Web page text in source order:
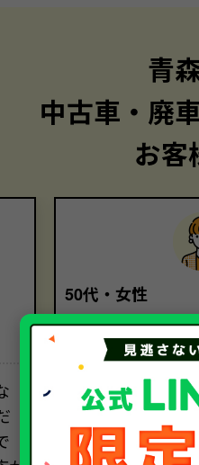
青
中古車・廃
お客
50代・女性
青森県
評判を見て、こ
ることに決めま
ったオペレータ